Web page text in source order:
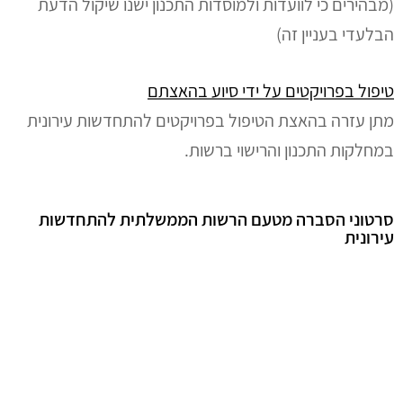
הבלעדי בעניין זה)
טיפול בפרויקטים על ידי סיוע בהאצתם
מתן עזרה בהאצת הטיפול בפרויקטים להתחדשות עירונית
במחלקות התכנון והרישוי ברשות.
סרטוני הסברה מטעם הרשות הממשלתית להתחדשות
עירונית